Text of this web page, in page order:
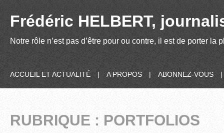
Frédéric HELBERT,
Notre rôle n’est pas d’être pour ou contre, il est de porter
ACCUEIL ET ACTUALITÉ | A PROPOS | ABONNEZ-VOUS |
RUBRIQUE : PORTFOLIOS